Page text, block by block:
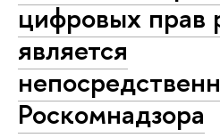
цифровых прав
является
Роскомнадзора